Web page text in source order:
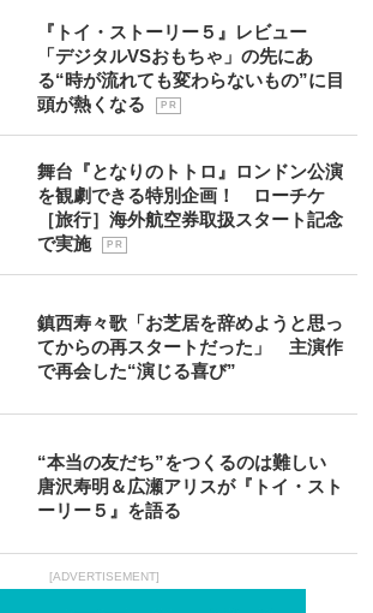
『トイ・ストーリー５』レビュー
「デジタルVSおもちゃ」の先にあ
る“時が流れても変わらないもの”に目
頭が熱くなる
P R
舞台『となりのトトロ』ロンドン公演
を観劇できる特別企画！ ローチケ
［旅行］海外航空券取扱スタート記念
で実施
P R
鎮西寿々歌「お芝居を辞めようと思っ
てからの再スタートだった」 主演作
で再会した“演じる喜び”
“本当の友だち”をつくるのは難しい
唐沢寿明＆広瀬アリスが『トイ・スト
ーリー５』を語る
[ADVERTISEMENT]